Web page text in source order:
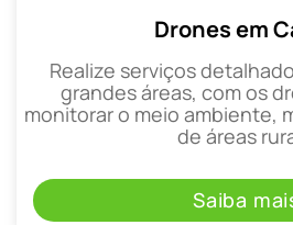
Drones em
Realize serviços
grandes áreas, com os
monitorar o meio ambiente,
de áreas
Saiba